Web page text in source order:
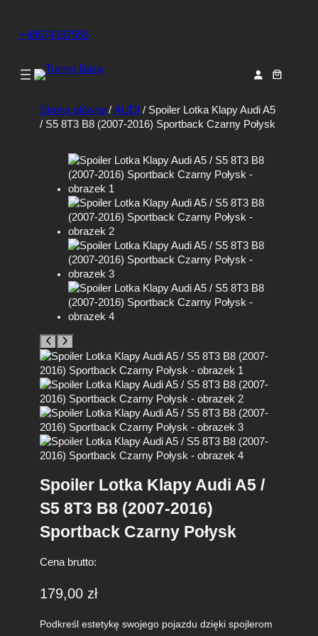
+48574397555
Strona główna / AUDI / Spoiler Lotka Klapy Audi A5
/ S5 8T3 B8 (2007-2016) Sportback Czarny Połysk
Spoiler Lotka Klapy Audi A5 /
S5 8T3 B8 (2007-2016)
Sportback Czarny Połysk
Cena brutto:
179,00 zł
Podkreśl estetykę swojego pojazdu dzięki spojlerom